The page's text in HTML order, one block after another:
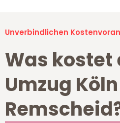
Unverbindlichen
Was kostet
Umzug Köln